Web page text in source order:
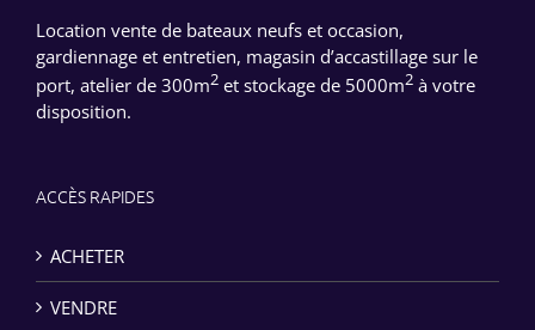
Location vente de bateaux neufs et occasion,
gardiennage et entretien, magasin d’accastillage sur le
port, atelier de 300m2 et stockage de 5000m2 à votre
disposition.
ACCÈS RAPIDES
ACHETER
VENDRE